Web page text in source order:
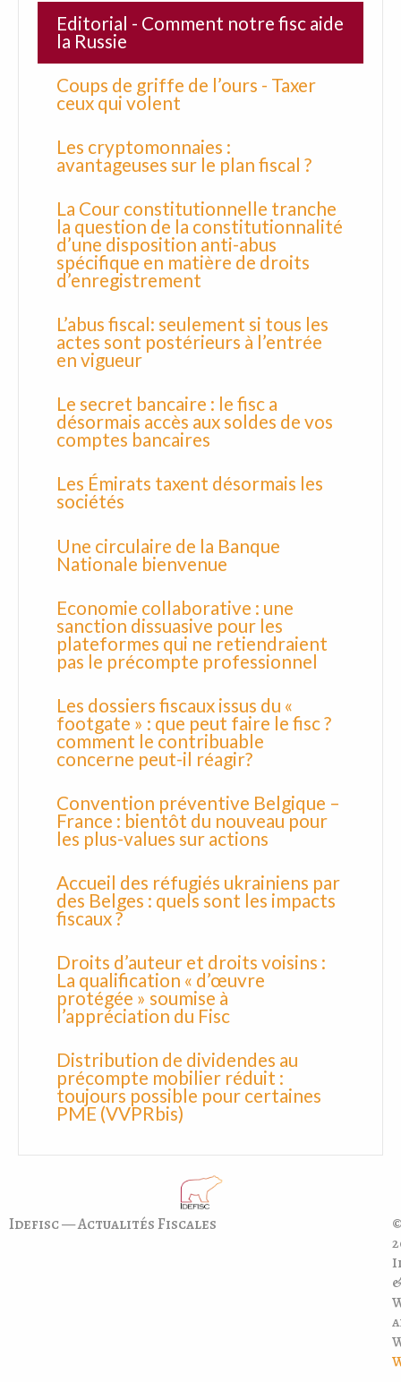
Editorial - Comment notre fisc aide
la Russie
Coups de griffe de l’ours - Taxer
ceux qui volent
Les cryptomonnaies :
avantageuses sur le plan fiscal ?
La Cour constitutionnelle tranche
la question de la constitutionnalité
d’une disposition anti-abus
spécifique en matière de droits
d’enregistrement
L’abus fiscal: seulement si tous les
actes sont postérieurs à l’entrée
en vigueur
Le secret bancaire : le fisc a
désormais accès aux soldes de vos
comptes bancaires
Les Émirats taxent désormais les
sociétés
Une circulaire de la Banque
Nationale bienvenue
Economie collaborative : une
sanction dissuasive pour les
plateformes qui ne retiendraient
pas le précompte professionnel
Les dossiers fiscaux issus du «
footgate » : que peut faire le fisc ?
comment le contribuable
concerne peut-il réagir?
Convention préventive Belgique –
France : bientôt du nouveau pour
les plus-values sur actions
Accueil des réfugiés ukrainiens par
des Belges : quels sont les impacts
fiscaux ?
Droits d’auteur et droits voisins :
La qualification « d’œuvre
protégée » soumise à
l’appréciation du Fisc
Distribution de dividendes au
précompte mobilier réduit :
toujours possible pour certaines
PME (VVPRbis)
Idefisc — Actualités Fiscales